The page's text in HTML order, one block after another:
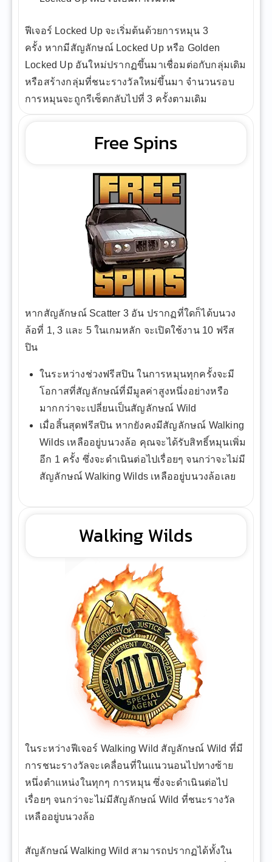
ฟีเจอร์ Locked Up จะเริ่มต้นด้วยการหมุน 3
ครั้ง หากมีสัญลักษณ์ Locked Up หรือ Golden
Locked Up อันใหม่ปรากฏขึ้นมาเชื่อมต่อกับกลุ่มเดิม
หรือสร้างกลุ่มที่ชนะรางวัลใหม่ขึ้นมา จำนวนรอบ
การหมุนจะถูกรีเซ็ตกลับไปที่ 3 ครั้งตามเดิม
Free Spins
หากสัญลักษณ์ Scatter 3 อัน ปรากฏที่ใดก็ได้บนวง
ล้อที่ 1, 3 และ 5 ในเกมหลัก จะเปิดใช้งาน 10 ฟรีส
ปิน
ในระหว่างช่วงฟรีสปิน ในการหมุนทุกครั้งจะมี
โอกาสที่สัญลักษณ์ที่มีมูลค่าสูงหนึ่งอย่างหรือ
มากกว่าจะเปลี่ยนเป็นสัญลักษณ์ Wild
เมื่อสิ้นสุดฟรีสปิน หากยังคงมีสัญลักษณ์ Walking
Wilds เหลืออยู่บนวงล้อ คุณจะได้รับสิทธิ์หมุนเพิ่ม
อีก 1 ครั้ง ซึ่งจะดำเนินต่อไปเรื่อยๆ จนกว่าจะไม่มี
สัญลักษณ์ Walking Wilds เหลืออยู่บนวงล้อเลย
Walking Wilds
ในระหว่างฟีเจอร์ Walking Wild สัญลักษณ์ Wild ที่มี
การชนะรางวัลจะเคลื่อนที่ในแนวนอนไปทางซ้าย
หนึ่งตำแหน่งในทุกๆ การหมุน ซึ่งจะดำเนินต่อไป
เรื่อยๆ จนกว่าจะไม่มีสัญลักษณ์ Wild ที่ชนะรางวัล
เหลืออยู่บนวงล้อ
สัญลักษณ์ Walking Wild สามารถปรากฏได้ทั้งใน